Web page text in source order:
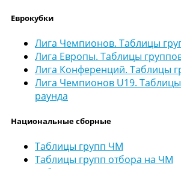
Еврокубки
Лига Чемпионов. Таблицы
Лига Европы. Таблицы
Лига Конференций. Таблицы
Лига Чемпионов U19.
раунда
Национальные сборные
Таблицы групп ЧМ
Таблицы групп отбора на ЧМ